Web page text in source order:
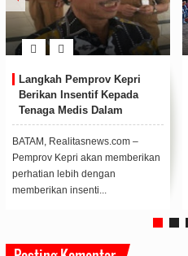
Tampil Praktis dan Irit,
Honda Supra X 125 Cocok
Temani Aktivitas Anak Muda
di Kepri
Honda Supra X 125 hadir sebagai
motor yang dikenal tangguh dan
irit cocok digunakan untuk masy...